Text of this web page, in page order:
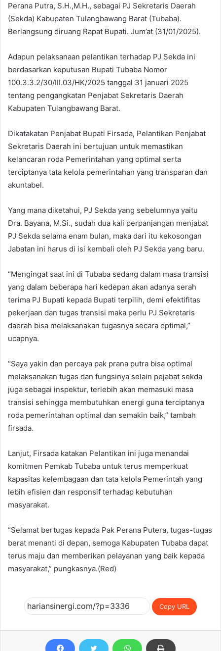
Perana Putra, S.H.,M.H., sebagai PJ Sekretaris Daerah
(Sekda) Kabupaten Tulangbawang Barat (Tubaba).
Berlangsung diruang Rapat Bupati. Jum’at (31/01/2025).
Adapun pelaksanaan pelantikan terhadap PJ Sekda ini
berdasarkan keputusan Bupati Tubaba Nomor
100.3.3.2/30/III.03/HK/2025 tanggal 31 januari 2025
tentang pengangkatan Penjabat Sekretaris Daerah
Kabupaten Tulangbawang Barat.
Dikatakatan Penjabat Bupati Firsada, Pelantikan Penjabat
Sekretaris Daerah ini bertujuan untuk memastikan
kelancaran roda Pemerintahan yang optimal serta
terciptanya tata kelola pemerintahan yang transparan dan
akuntabel.
Yang mana diketahui, PJ Sekda yang sebelumnya yaitu
Dra. Bayana, M.Si., sudah dua kali perpanjangan menjabat
PJ Sekda selama enam bulan, maka dari itu kekosongan
Jabatan ini harus di isi kembali oleh PJ Sekda yang baru.
“Mengingat saat ini di Tubaba sedang dalam masa transisi
yang dalam beberapa hari kedepan akan adanya serah
terima PJ Bupati kepada Bupati terpilih, demi efektifitas
pekerjaan dan tugas transisi maka perlu PJ Sekretaris
daerah bisa melaksanakan tugasnya secara optimal,”
ucapnya.
“Saya yakin dan percaya pak prana putra bisa optimal
melaksanakan tugas dan fungsinya selain pejabat sekda
juga sebagai inspektur, terlebih akan memasuki masa
transisi sehingga membutuhkan energi guna terciptanya
roda pemerintahan optimal dan semakin baik,” tambah
firsada.
Lanjut, Firsada katakan Pelantikan ini juga menandai
komitmen Pemkab Tubaba untuk terus memperkuat
kapasitas kelembagaan dan tata kelola Pemerintah yang
lebih efisien dan responsif terhadap kebutuhan
masyarakat.
“Selamat bertugas kepada Pak Perana Putera, tugas-tugas
berat menanti di depan, semoga Kabupaten Tubaba dapat
terus maju dan memberikan pelayanan yang baik kepada
masyarakat,” pungkasnya.(Red)
Copy URL